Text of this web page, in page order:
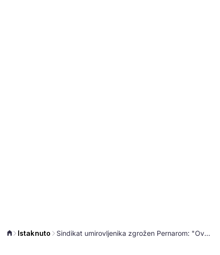
Istaknuto Sindikat umirovljenika zgrožen Pernarom: "Ovo je nastavak njegove netrpeljivosti prema starijima"